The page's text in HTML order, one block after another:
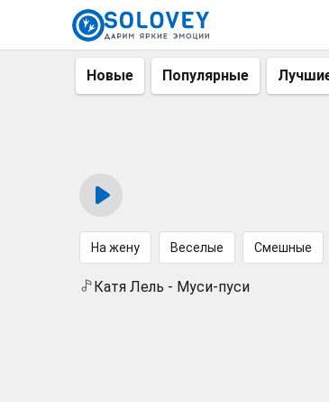
Новые Популярные
На жену Веселые Смешные
Катя Лель - Муси-пуси